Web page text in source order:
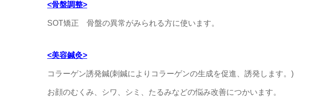
<骨盤調整>
SOT矯正 骨盤の異常がみられる方に使います。
<美容鍼灸>
コラーゲン誘発鍼(刺鍼によりコラーゲンの生成を促進、誘発します。)
お顔のむくみ、シワ、シミ、たるみなどの悩み改善につかいます。